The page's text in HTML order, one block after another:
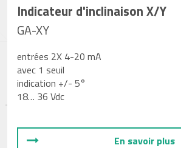
Indicateur d'inclinaison X/Y
GA-XY
entrées 2X 4-20 mA
avec 1 seuil
indication +/- 5°
18… 36 Vdc
En savoir plus